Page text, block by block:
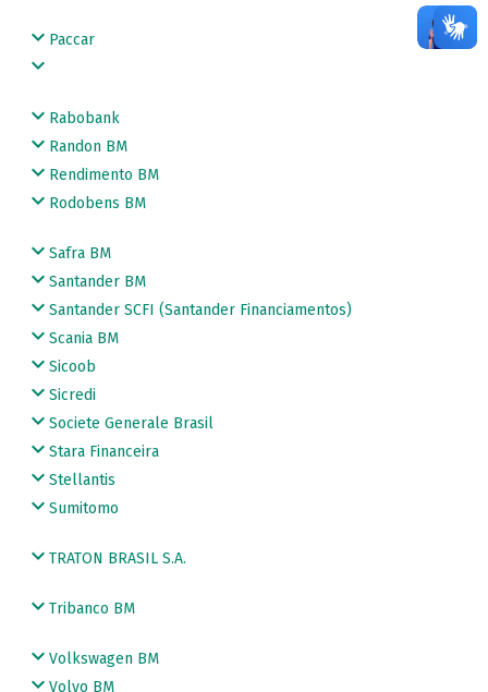
Paccar
Rabobank
Randon BM
Rendimento BM
Rodobens BM
Safra BM
Santander BM
Santander SCFI (Santander Financiamentos)
Scania BM
Sicoob
Sicredi
Societe Generale Brasil
Stara Financeira
Stellantis
Sumitomo
TRATON BRASIL S.A.
Tribanco BM
Volkswagen BM
Volvo BM